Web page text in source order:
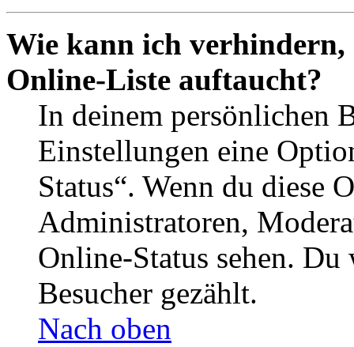
Wie kann ich verhindern,
Online-Liste auftaucht?
In deinem persönlichen
Einstellungen eine
Status“. Wenn du diese
Administratoren,
Online-Status sehen.
Besucher gezählt.
Nach oben